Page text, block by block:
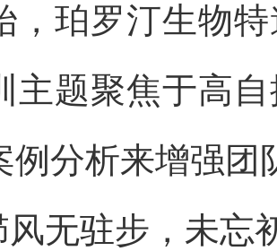
，珀罗汀生物
主题聚焦于高
例分析来增强团